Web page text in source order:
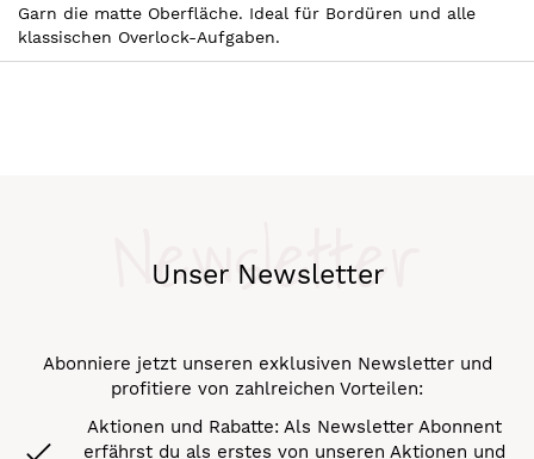
Garn die matte Oberfläche. Ideal für Bordüren und alle
klassischen Overlock-Aufgaben.
Unser Newsletter
Newsletter
Abonniere jetzt unseren exklusiven Newsletter und
profitiere von zahlreichen Vorteilen:
Aktionen und Rabatte: Als Newsletter Abonnent
erfährst du als erstes von unseren Aktionen und